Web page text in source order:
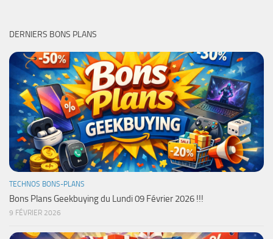
DERNIERS BONS PLANS
TECHNOS BONS-PLANS
Bons Plans Geekbuying du Lundi 09 Février 2026 !!!
9 FÉVRIER 2026